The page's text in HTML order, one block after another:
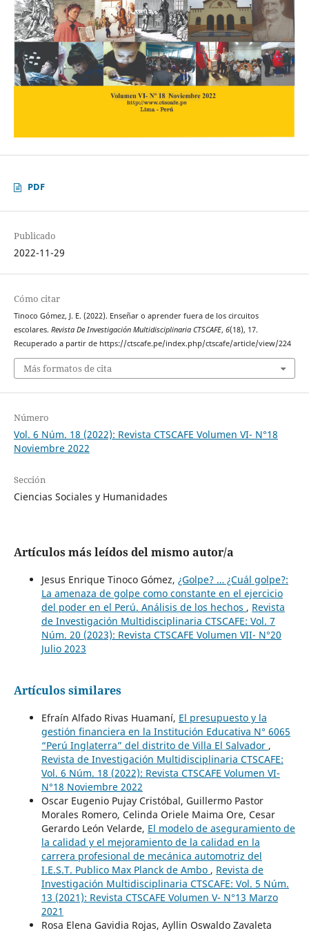
PDF
Publicado
2022-11-29
Cómo citar
Tinoco Gómez, J. E. (2022). Enseñar o aprender fuera de los circuitos
escolares. Revista De Investigación Multidisciplinaria CTSCAFE, 6(18), 17.
Recuperado a partir de https://ctscafe.pe/index.php/ctscafe/article/view/224
Más formatos de cita
Número
Vol. 6 Núm. 18 (2022): Revista CTSCAFE Volumen VI- N°18
Noviembre 2022
Sección
Ciencias Sociales y Humanidades
Artículos más leídos del mismo autor/a
Jesus Enrique Tinoco Gómez, ¿Golpe? … ¿Cuál golpe?:
La amenaza de golpe como constante en el ejercicio
del poder en el Perú. Análisis de los hechos , Revista
de Investigación Multidisciplinaria CTSCAFE: Vol. 7
Núm. 20 (2023): Revista CTSCAFE Volumen VII- N°20
Julio 2023
Artículos similares
Efraín Alfado Rivas Huamaní, El presupuesto y la
gestión financiera en la Institución Educativa N° 6065
“Perú Inglaterra” del distrito de Villa El Salvador ,
Revista de Investigación Multidisciplinaria CTSCAFE:
Vol. 6 Núm. 18 (2022): Revista CTSCAFE Volumen VI-
N°18 Noviembre 2022
Oscar Eugenio Pujay Cristóbal, Guillermo Pastor
Morales Romero, Celinda Oriele Maima Ore, Cesar
Gerardo León Velarde, El modelo de aseguramiento de
la calidad y el mejoramiento de la calidad en la
carrera profesional de mecánica automotriz del
I.E.S.T. Publico Max Planck de Ambo , Revista de
Investigación Multidisciplinaria CTSCAFE: Vol. 5 Núm.
13 (2021): Revista CTSCAFE Volumen V- N°13 Marzo
2021
Rosa Elena Gavidia Rojas, Ayllin Oswaldo Zavaleta